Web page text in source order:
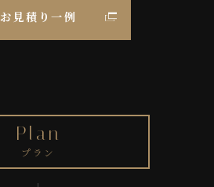
お見積り一例
Plan
プラン